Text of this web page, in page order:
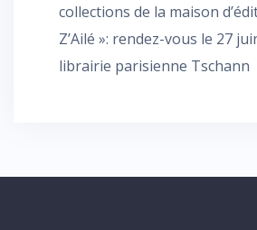
collections de la maison
Z’Ailé »: rendez-vous le 27
librairie parisienne Tschann